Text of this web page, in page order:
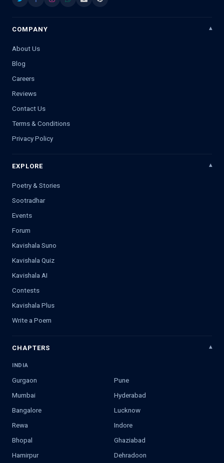
COMPANY
About Us
Blog
Careers
Reviews
Contact Us
Terms & Conditions
Privacy Policy
EXPLORE
Poetry & Stories
Sootradhar
Events
Forum
Kavishala Suno
Kavishala Quiz
Kavishala AI
Contests
Kavishala Plus
Write a Poem
CHAPTERS
INDIA
Gurgaon
Pune
Mumbai
Hyderabad
Bangalore
Lucknow
Rewa
Indore
Bhopal
Ghaziabad
Hamirpur
Dehradoon